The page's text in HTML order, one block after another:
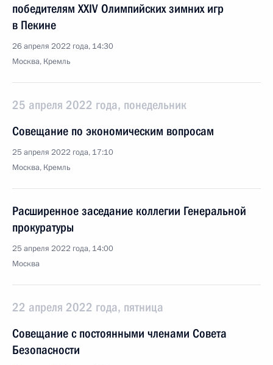
победителям XXIV Олимпийских зимних игр
в Пекине
26 апреля 2022 года, 14:30
Москва, Кремль
25 апреля 2022 года, понедельник
Совещание по экономическим вопросам
25 апреля 2022 года, 17:10
Москва, Кремль
Расширенное заседание коллегии Генеральной
прокуратуры
25 апреля 2022 года, 14:00
Москва
22 апреля 2022 года, пятница
Совещание с постоянными членами Совета
Безопасности